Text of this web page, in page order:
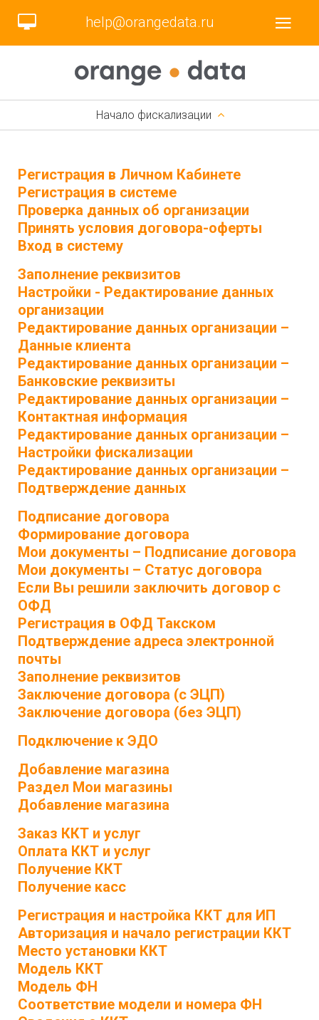
help@orangedata.ru
Начало фискализации
Регистрация в Личном Кабинете
Регистрация в системе
Проверка данных об организации
Принять условия договора-оферты
Вход в систему
Заполнение реквизитов
Настройки - Редактирование данных
организации
Редактирование данных организации –
Данные клиента
Редактирование данных организации –
Банковские реквизиты
Редактирование данных организации –
Контактная информация
Редактирование данных организации –
Настройки фискализации
Редактирование данных организации –
Подтверждение данных
Подписание договора
Формирование договора
Мои документы – Подписание договора
Мои документы – Статус договора
Если Вы решили заключить договор с
ОФД
Регистрация в ОФД Такском
Подтверждение адреса электронной
почты
Заполнение реквизитов
Заключение договора (с ЭЦП)
Заключение договора (без ЭЦП)
Подключение к ЭДО
Добавление магазина
Раздел Мои магазины
Добавление магазина
Заказ ККТ и услуг
Оплата ККТ и услуг
Получение ККТ
Получение касс
Регистрация и настройка ККТ для ИП
Авторизация и начало регистрации ККТ
Место установки ККТ
Модель ККТ
Модель ФН
Соответствие модели и номера ФН